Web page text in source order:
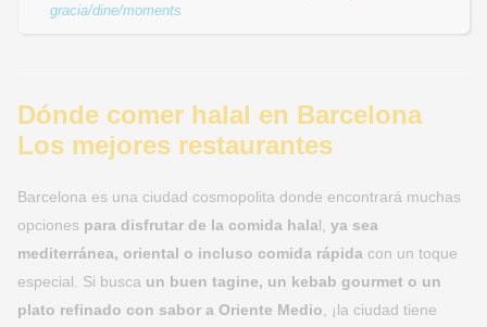
gracia/dine/moments
Dónde comer halal en Barcelona
Los mejores restaurantes
Barcelona es una ciudad cosmopolita donde encontrará muchas
opciones para disfrutar de la comida halal, ya sea
mediterránea, oriental o incluso comida rápida con un toque
especial. Si busca un buen tagine, un kebab gourmet o un
plato refinado con sabor a Oriente Medio , ¡la ciudad tiene